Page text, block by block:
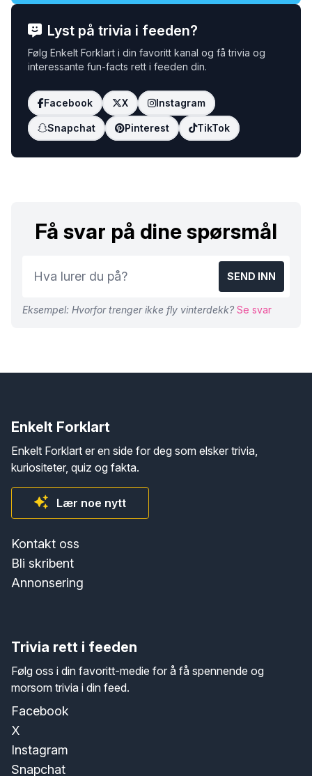
Lyst på trivia i feeden?
Følg Enkelt Forklart i din favoritt kanal og få trivia og
interessante fun-facts rett i feeden din.
Facebook X Instagram
Snapchat Pinterest TikTok
Få svar på dine spørsmål
SEND INN
Eksempel: Hvorfor trenger ikke fly vinterdekk? Se svar
Enkelt Forklart
Enkelt Forklart er en side for deg som elsker trivia,
kuriositeter, quiz og fakta.
Lær noe nytt
Kontakt oss
Bli skribent
Annonsering
Trivia rett i feeden
Følg oss i din favoritt-medie for å få spennende og
morsom trivia i din feed.
Facebook
X
Instagram
Snapchat